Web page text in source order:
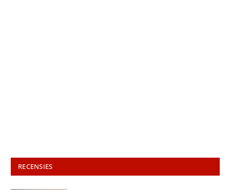
RECENSIES